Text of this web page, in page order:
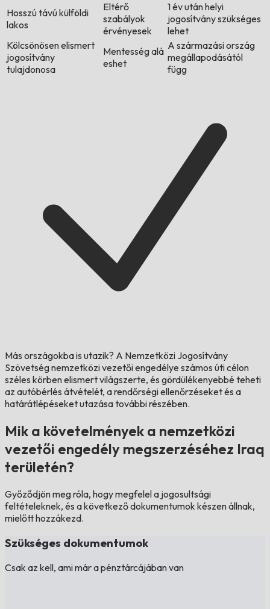
Hosszú távú külföldi
lakos
Eltérő
szabályok
érvényesek
1 év után helyi
jogosítvány szükséges
lehet
Kölcsönösen elismert
jogosítvány
tulajdonosa
Mentesség alá
eshet
A származási ország
megállapodásától
függ
Más országokba is utazik? A Nemzetközi Jogosítvány
Szövetség nemzetközi vezetői engedélye számos úti célon
széles körben elismert világszerte, és gördülékenyebbé teheti
az autóbérlés átvételét, a rendőrségi ellenőrzéseket és a
határátlépéseket utazása további részében.
Mik a követelmények a nemzetközi
vezetői engedély megszerzéséhez Iraq
területén?
Győződjön meg róla, hogy megfelel a jogosultsági
feltételeknek, és a következő dokumentumok készen állnak,
mielőtt hozzákezd.
Szükséges dokumentumok
Csak az kell, ami már a pénztárcájában van